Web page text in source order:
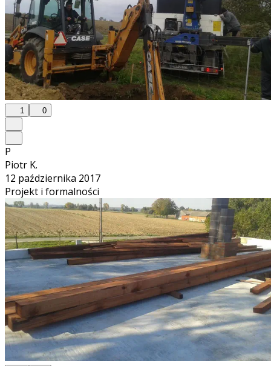
1 0
P
Piotr K.
12 października 2017
Projekt i formalności